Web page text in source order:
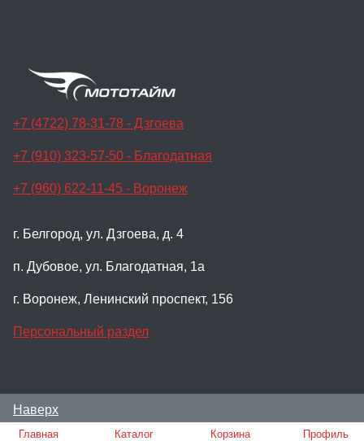
+7 (4722) 78-31-78 - Дзгоева
+7 (910) 323-57-50 - Благодатная
+7 (960) 622-11-45 - Воронеж
г. Белгород, ул. Дзгоева, д. 4
п. Дубовое, ул. Благодатная, 1а
г. Воронеж, Ленинский проспект, 156
Персональный раздел
Наверх
© Мотосалон Мото-Тайм, 2024
Главная Каталог Корзина Профиль